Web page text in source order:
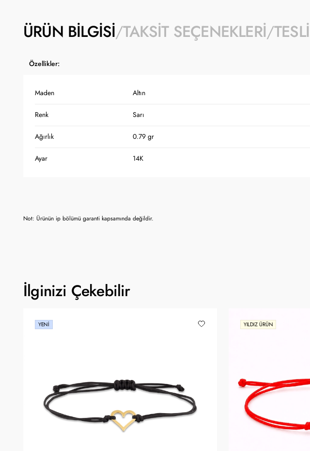
ÜRÜN BILGISI TAKSIT SEÇENEKLERI
Özellikler:
Maden Altın
Renk Sarı
Ağırlık 0.79 gr
Ayar 14K
Not: Ürünün ip bölümü garanti kapsamında değildir.
İlginizi Çekebilir
YENI YILDIZ ÜRÜN